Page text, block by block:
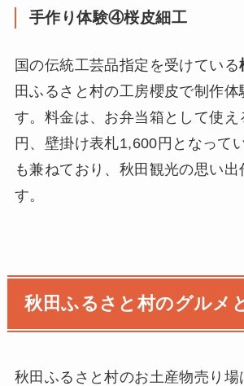
手作り体験④桜皮細工
国の伝統工芸品指定を受けている
田ふるさと村の工房櫻皮で制作
す。料金は、お弁当箱として使
円、壁掛け表札1,600円となって
も兼ねており、秋田観光の思い
す。
秋田ふるさと村のグルメ
秋田ふるさと村のお土産物売り